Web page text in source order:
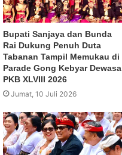
Bupati Sanjaya dan Bunda
Rai Dukung Penuh Duta
Tabanan Tampil Memukau di
Parade Gong Kebyar Dewasa
PKB XLVIII 2026
Jumat, 10 Juli 2026